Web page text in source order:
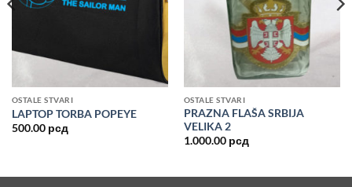
OSTALE STVARI
LAPTOP TORBA POPEYE
500.00 рсд
OSTALE STVARI
PRAZNA FLAŠA SRBIJA
VELIKA 2
1.000.00 рсд